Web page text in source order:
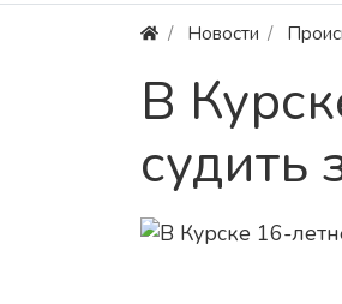
Новости
В
судить